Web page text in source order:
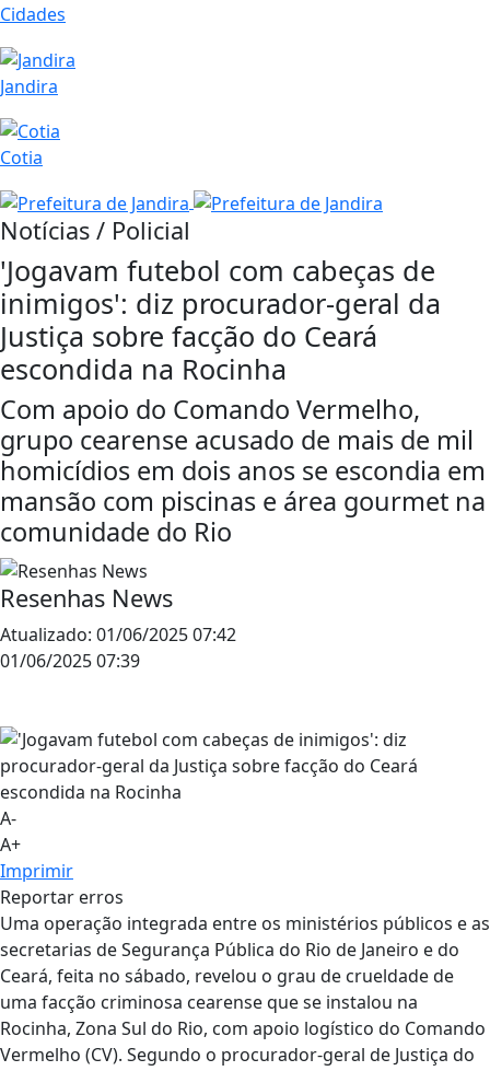
Cidades
Jandira
Cotia
Notícias / Policial
'Jogavam futebol com cabeças de
inimigos': diz procurador-geral da
Justiça sobre facção do Ceará
escondida na Rocinha
Com apoio do Comando Vermelho,
grupo cearense acusado de mais de mil
homicídios em dois anos se escondia em
mansão com piscinas e área gourmet na
comunidade do Rio
Resenhas News
Atualizado: 01/06/2025 07:42
01/06/2025 07:39
A-
A+
Imprimir
Reportar erros
Uma operação integrada entre os ministérios públicos e as
secretarias de Segurança Pública do Rio de Janeiro e do
Ceará, feita no sábado, revelou o grau de crueldade de
uma facção criminosa cearense que se instalou na
Rocinha, Zona Sul do Rio, com apoio logístico do Comando
Vermelho (CV). Segundo o procurador-geral de Justiça do